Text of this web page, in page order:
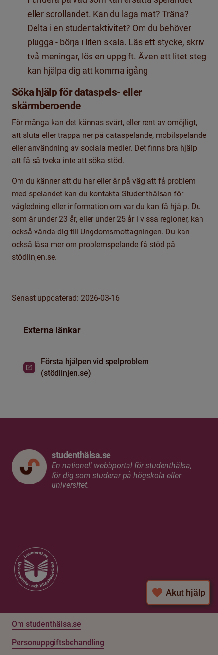
eller scrollandet. Kan du laga mat? Träna?
Delta i en studentaktivitet? Om du behöver
plugga - börja i liten skala. Läs ett stycke, skriv
två meningar, lös en uppgift. Även ett litet steg
kan hjälpa dig att komma igång
Söka hjälp för dataspels- eller
skärmberoende
För många kan det kännas svårt, eller rent av omöjligt,
att sluta eller trappa ner på dataspelande, mobilspelande
eller användning av sociala medier. Det finns bra hjälp
att få så tveka inte att söka stöd.
Om du känner att du har eller är på väg att få problem
med spelandet kan du kontakta Studenthälsan för
vägledning eller information om var du kan få hjälp. Du
som är under 23 år, eller under 25 år i vissa regioner, kan
också vända dig till Ungdomsmottagningen. Du kan
också läsa mer om problemspelande få stöd på
stödlinjen.se.
Senast uppdaterad: 2026-03-16
Externa länkar
Första hjälpen vid spelproblem
(stödlinjen.se)
Akut hjälp
studenthälsa.se
En nationell webbportal för studenthälsa,
för dig som studerar på högskola eller
universitet.
Om studenthälsa.se
Personuppgiftsbehandling